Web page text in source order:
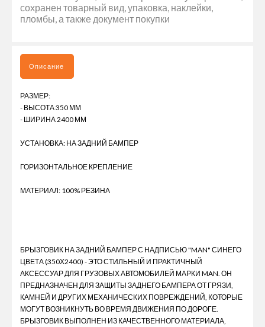
сохранен товарный вид, упаковка, наклейки,
пломбы, а также документ покупки
Описание
РАЗМЕР:
- ВЫСОТА 350 ММ
- ШИРИНА 2400 ММ
УСТАНОВКА: НА ЗАДНИЙ БАМПЕР
ГОРИЗОНТАЛЬНОЕ КРЕПЛЕНИЕ
МАТЕРИАЛ: 100% РЕЗИНА
БРЫЗГОВИК НА ЗАДНИЙ БАМПЕР С НАДПИСЬЮ "MAN" СИНЕГО
ЦВЕТА (350Х2400) - ЭТО СТИЛЬНЫЙ И ПРАКТИЧНЫЙ
АКСЕССУАР ДЛЯ ГРУЗОВЫХ АВТОМОБИЛЕЙ МАРКИ MAN. ОН
ПРЕДНАЗНАЧЕН ДЛЯ ЗАЩИТЫ ЗАДНЕГО БАМПЕРА ОТ ГРЯЗИ,
КАМНЕЙ И ДРУГИХ МЕХАНИЧЕСКИХ ПОВРЕЖДЕНИЙ, КОТОРЫЕ
МОГУТ ВОЗНИКНУТЬ ВО ВРЕМЯ ДВИЖЕНИЯ ПО ДОРОГЕ.
БРЫЗГОВИК ВЫПОЛНЕН ИЗ КАЧЕСТВЕННОГО МАТЕРИАЛА,